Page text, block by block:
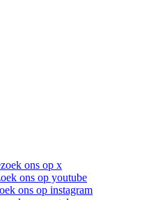
ons op x
ons op youtube
ons op instagram